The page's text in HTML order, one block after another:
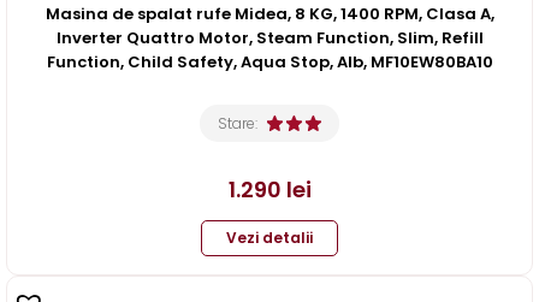
Masina de spalat rufe Midea, 8 KG, 1400 RPM, Clasa A,
Inverter Quattro Motor, Steam Function, Slim, Refill
Function, Child Safety, Aqua Stop, Alb, MF10EW80BA10
Stare:
1.290 lei
Vezi detalii